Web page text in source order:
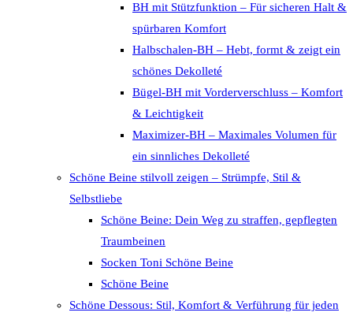
BH mit Stützfunktion – Für sicheren Halt &
spürbaren Komfort
Halbschalen-BH – Hebt, formt & zeigt ein
schönes Dekolleté
Bügel-BH mit Vorderverschluss – Komfort
& Leichtigkeit
Maximizer-BH – Maximales Volumen für
ein sinnliches Dekolleté
Schöne Beine stilvoll zeigen – Strümpfe, Stil &
Selbstliebe
Schöne Beine: Dein Weg zu straffen, gepflegten
Traumbeinen
Socken Toni Schöne Beine
Schöne Beine
Schöne Dessous: Stil, Komfort & Verführung für jeden